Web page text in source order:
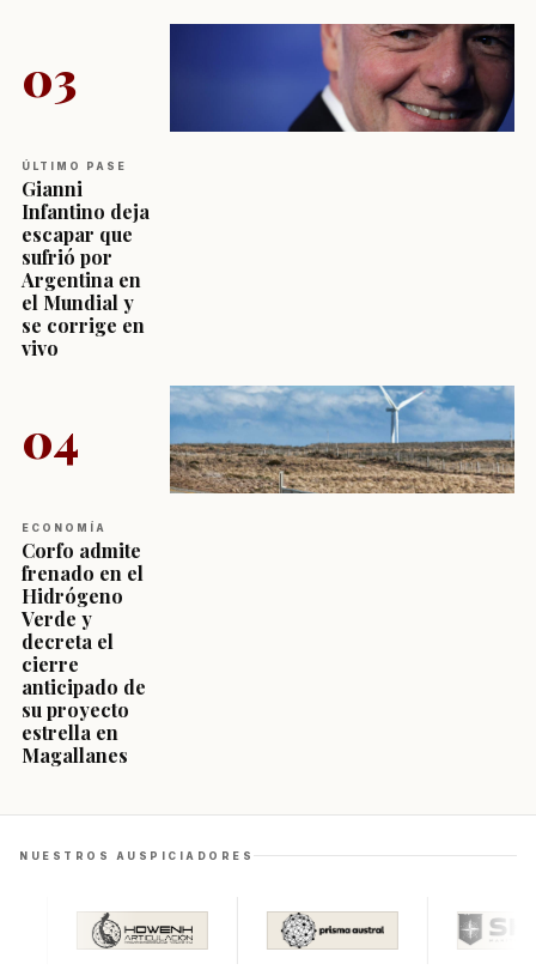
03
ÚLTIMO PASE
Gianni
Infantino deja
escapar que
sufrió por
Argentina en
el Mundial y
se corrige en
vivo
04
ECONOMÍA
Corfo admite
frenado en el
Hidrógeno
Verde y
decreta el
cierre
anticipado de
su proyecto
estrella en
Magallanes
NUESTROS AUSPICIADORES